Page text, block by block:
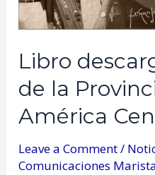
Libro
de la
América
Leave a Comment/
Comunicaciones